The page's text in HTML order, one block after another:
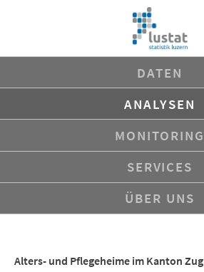
DATEN
ANALYSEN
MONITORING
SERVICES
ÜBER UNS
Alters- und Pflegeheime im Kanton Zug